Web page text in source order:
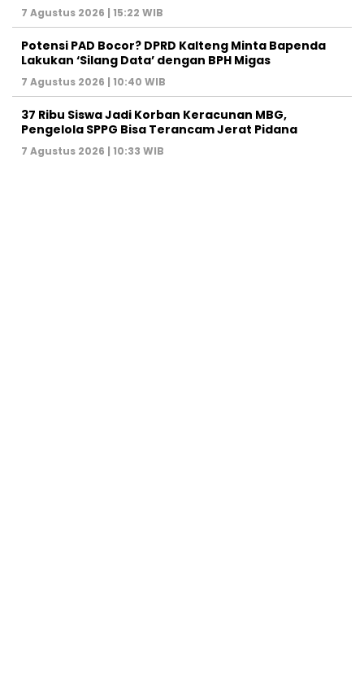
7 Agustus 2026 | 15:22 WIB
Potensi PAD Bocor? DPRD Kalteng Minta Bapenda
Lakukan ‘Silang Data’ dengan BPH Migas
7 Agustus 2026 | 10:40 WIB
37 Ribu Siswa Jadi Korban Keracunan MBG,
Pengelola SPPG Bisa Terancam Jerat Pidana
7 Agustus 2026 | 10:33 WIB